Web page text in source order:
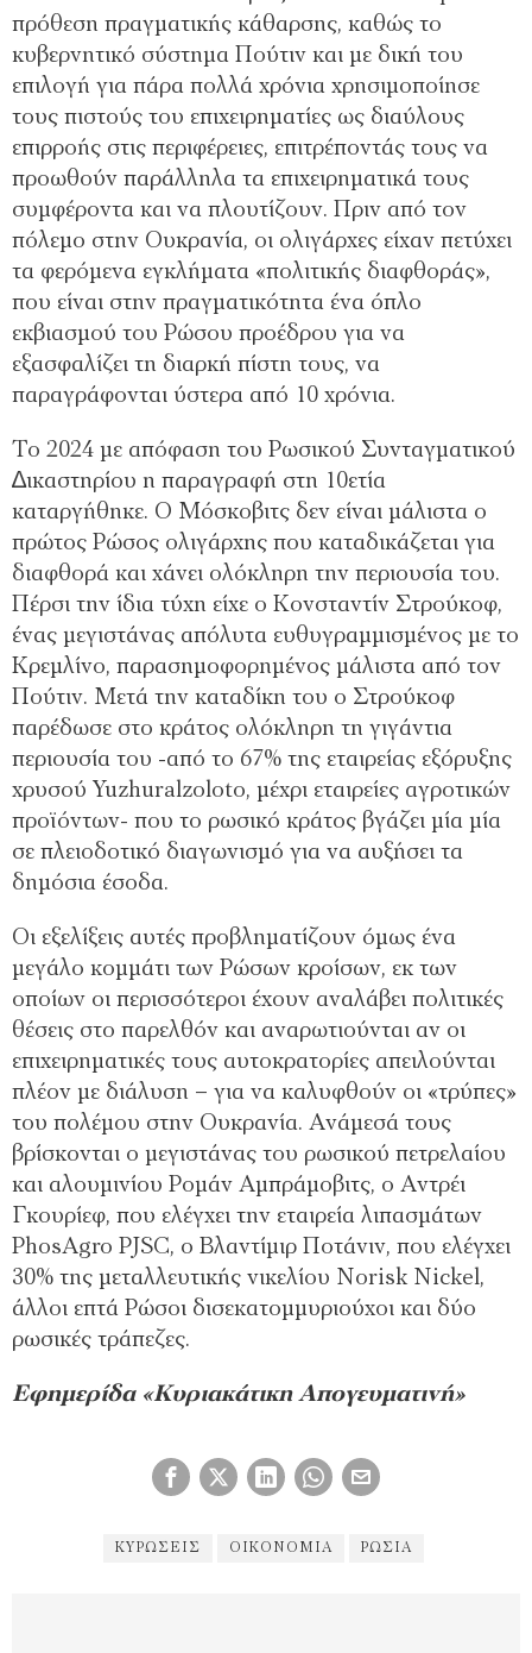
πρόθεση πραγµατικής κάθαρσης, καθώς το
κυβερνητικό σύστηµα Πούτιν και µε δική του
επιλογή για πάρα πολλά χρόνια χρησιµοποίησε
τους πιστούς του επιχειρηµατίες ως διαύλους
επιρροής στις περιφέρειες, επιτρέποντάς τους να
προωθούν παράλληλα τα επιχειρηµατικά τους
συµφέροντα και να πλουτίζουν. Πριν από τον
πόλεµο στην Ουκρανία, οι ολιγάρχες είχαν πετύχει
τα φερόµενα εγκλήµατα «πολιτικής διαφθοράς»,
που είναι στην πραγµατικότητα ένα όπλο
εκβιασµού του Ρώσου προέδρου για να
εξασφαλίζει τη διαρκή πίστη τους, να
παραγράφονται ύστερα από 10 χρόνια.
Το 2024 µε απόφαση του Ρωσικού Συνταγµατικού
∆ικαστηρίου η παραγραφή στη 10ετία
καταργήθηκε. Ο Μόσκοβιτς δεν είναι µάλιστα ο
πρώτος Ρώσος ολιγάρχης που καταδικάζεται για
διαφθορά και χάνει ολόκληρη την περιουσία του.
Πέρσι την ίδια τύχη είχε ο Κονσταντίν Στρούκοφ,
ένας µεγιστάνας απόλυτα ευθυγραµµισµένος µε το
Κρεµλίνο, παρασηµοφορηµένος µάλιστα από τον
Πούτιν. Μετά την καταδίκη του ο Στρούκοφ
παρέδωσε στο κράτος ολόκληρη τη γιγάντια
περιουσία του -από το 67% της εταιρείας εξόρυξης
χρυσού Yuzhuralzoloto, µέχρι εταιρείες αγροτικών
προϊόντων- που το ρωσικό κράτος βγάζει µία µία
σε πλειοδοτικό διαγωνισµό για να αυξήσει τα
δηµόσια έσοδα.
Οι εξελίξεις αυτές προβληµατίζουν όµως ένα
µεγάλο κοµµάτι των Ρώσων κροίσων, εκ των
οποίων οι περισσότεροι έχουν αναλάβει πολιτικές
θέσεις στο παρελθόν και αναρωτιούνται αν οι
επιχειρηµατικές τους αυτοκρατορίες απειλούνται
πλέον µε διάλυση – για να καλυφθούν οι «τρύπες»
του πολέµου στην Ουκρανία. Ανάµεσά τους
βρίσκονται ο µεγιστάνας του ρωσικού πετρελαίου
και αλουµινίου Ροµάν Αµπράµοβιτς, ο Αντρέι
Γκουρίεφ, που ελέγχει την εταιρεία λιπασµάτων
PhosAgro PJSC, ο Βλαντίµιρ Ποτάνιν, που ελέγχει
30% της µεταλλευτικής νικελίου Norisk Nickel,
άλλοι επτά Ρώσοι δισεκατοµµυριούχοι και δύο
ρωσικές τράπεζες.
Εφημερίδα «Κυριακάτικη Απογευματινή»
ΚΥΡΏΣΕΙΣ ΟΙΚΟΝΟΜΊΑ ΡΩΣΊΑ